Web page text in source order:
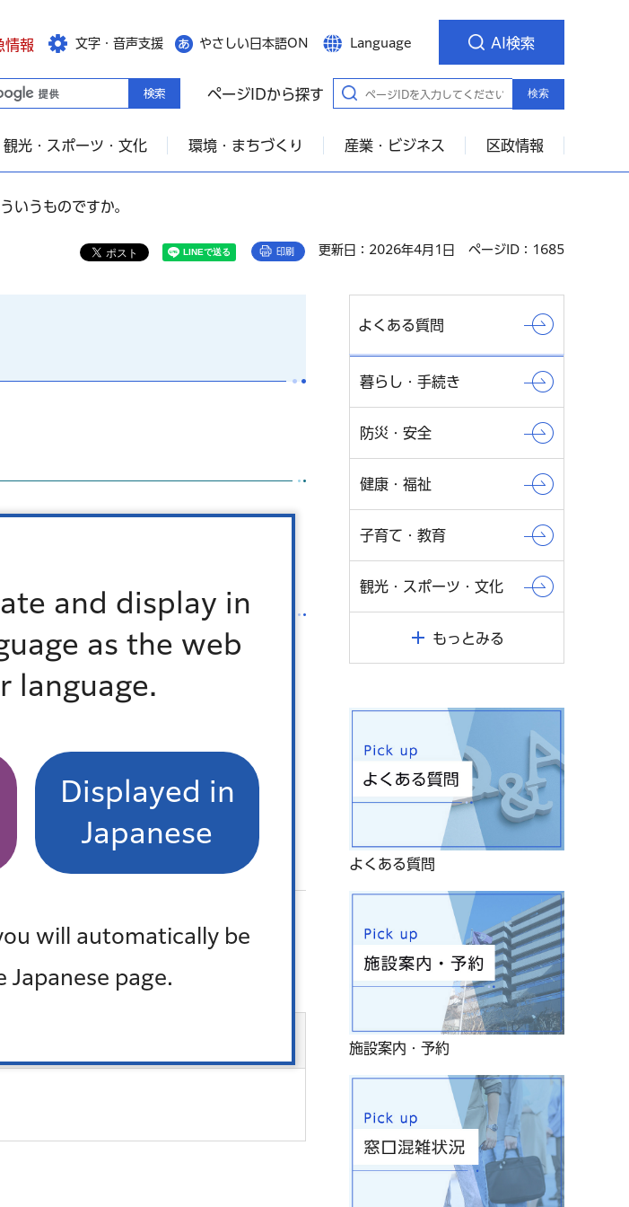
and display in
as the web
language.
Displayed in
Japanese
will automatically be
Japanese page.
情報 文字・音声支援 やさしい日本語ON Language AI検索
ページIDから探す 検索
観光・スポーツ・文化 環境・まちづくり 産業・ビジネス 区政情報
いうものですか。
印刷 更新日：2026年4月1日 ページID：1685
が世界人権デーとなったことに由来し
い（内容は年によって異なります）等
案内を掲載しています。
よくある質問
暮らし・手続き
防災・安全
健康・福祉
子育て・教育
観光・スポーツ・文化
もっとみる
よくある質問
施設案内・予約